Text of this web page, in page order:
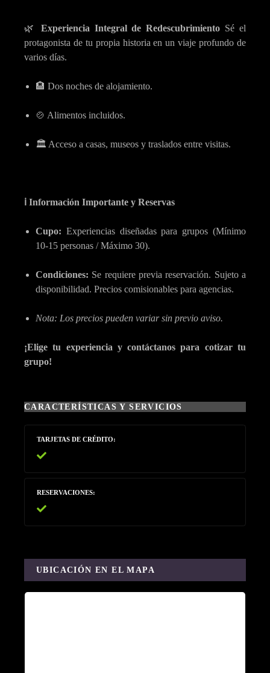
🌿 Experiencia Integral de Redescubrimiento Sé el
protagonista de tu propia historia en un viaje profundo de
varios días.
🏨 Dos noches de alojamiento.
🍲 Alimentos incluidos.
🏛️ Acceso a casas, museos y traslados entre visitas.
ℹ️ Información Importante y Reservas
Cupo: Experiencias diseñadas para grupos (Mínimo
10-15 personas / Máximo 30).
Condiciones: Se requiere previa reservación. Sujeto a
disponibilidad. Precios comisionables para agencias.
Nota: Los precios pueden variar sin previo aviso.
¡Elige tu experiencia y contáctanos para cotizar tu
grupo!
CARACTERÍSTICAS Y SERVICIOS
TARJETAS DE CRÉDITO
RESERVACIONES
UBICACIÓN EN EL MAPA